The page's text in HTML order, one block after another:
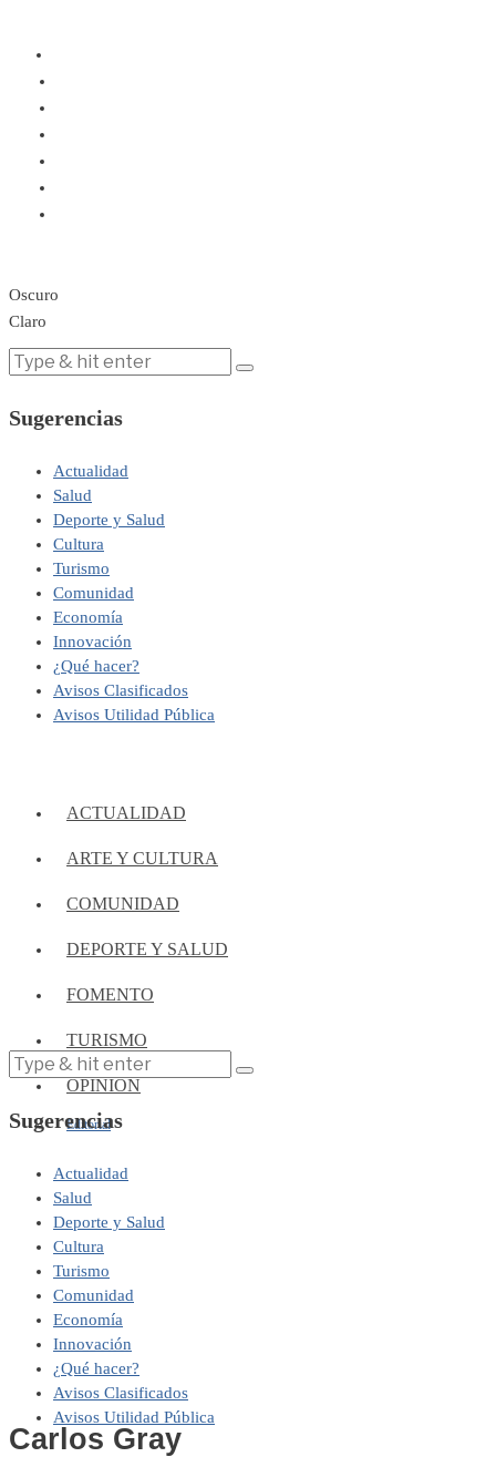
Oscuro
Claro
Sugerencias
Actualidad
Salud
Deporte y Salud
Cultura
Turismo
Comunidad
Economía
Innovación
¿Qué hacer?
Avisos Clasificados
Avisos Utilidad Pública
ACTUALIDAD
ARTE Y CULTURA
COMUNIDAD
DEPORTE Y SALUD
FOMENTO
TURISMO
OPINIÓN
Editorial
Sugerencias
Actualidad
Salud
Deporte y Salud
Cultura
Turismo
Comunidad
Economía
Innovación
¿Qué hacer?
Avisos Clasificados
Avisos Utilidad Pública
Carlos Gray